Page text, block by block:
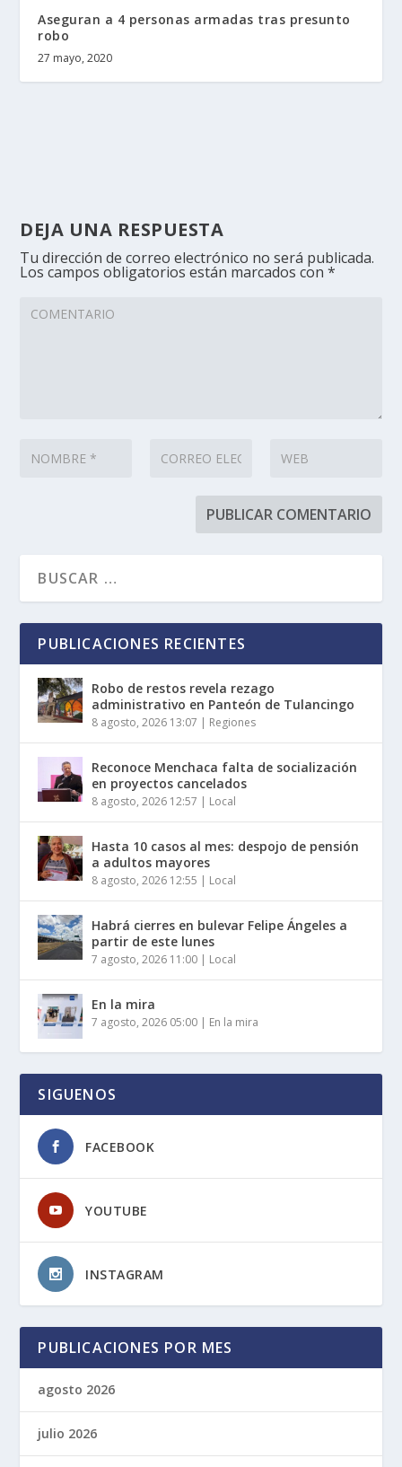
Aseguran a 4 personas armadas tras presunto
robo
27 mayo, 2020
DEJA UNA RESPUESTA
Tu dirección de correo electrónico no será publicada.
Los campos obligatorios están marcados con*
PUBLICACIONES RECIENTES
Robo de restos revela rezago
administrativo en Panteón de Tulancingo
8 agosto, 2026 13:07 | Regiones
Reconoce Menchaca falta de socialización
en proyectos cancelados
8 agosto, 2026 12:57 | Local
Hasta 10 casos al mes: despojo de pensión
a adultos mayores
8 agosto, 2026 12:55 | Local
Habrá cierres en bulevar Felipe Ángeles a
partir de este lunes
7 agosto, 2026 11:00 | Local
En la mira
7 agosto, 2026 05:00 | En la mira
SIGUENOS
FACEBOOK
YOUTUBE
INSTAGRAM
PUBLICACIONES POR MES
agosto 2026
julio 2026